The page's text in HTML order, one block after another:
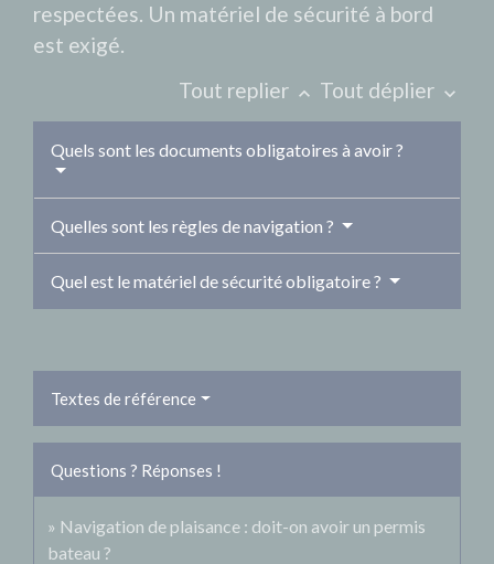
respectées. Un matériel de sécurité à bord
est exigé.
Tout replier keyboard_arrow_up Tout déplier keyboard_arrow_down
Quels sont les documents obligatoires à avoir ?
Quelles sont les règles de navigation ?
Quel est le matériel de sécurité obligatoire ?
Textes de référence
Questions ? Réponses !
Navigation de plaisance : doit-on avoir un permis
bateau ?